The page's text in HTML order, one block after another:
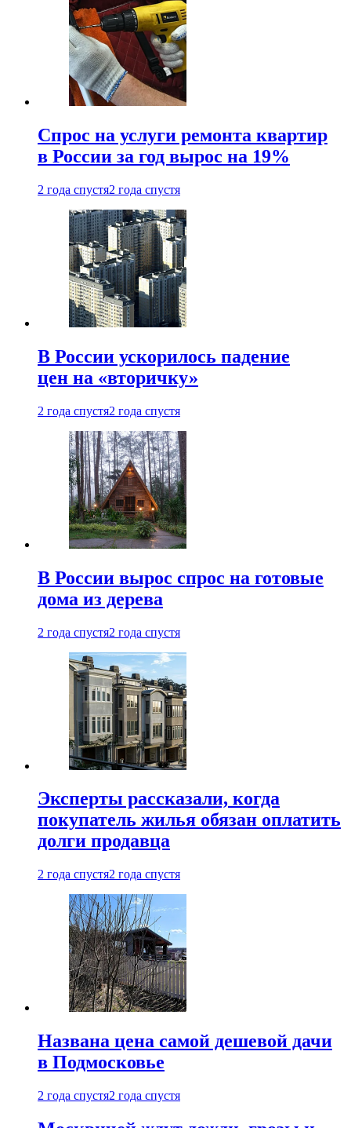
Спрос на услуги ремонта квартир
в России за год вырос на 19%
2 года спустя2 года спустя
В России ускорилось падение
цен на «вторичку»
2 года спустя2 года спустя
В России вырос спрос на готовые
дома из дерева
2 года спустя2 года спустя
Эксперты рассказали, когда
покупатель жилья обязан оплатить
долги продавца
2 года спустя2 года спустя
Названа цена самой дешевой дачи
в Подмосковье
2 года спустя2 года спустя